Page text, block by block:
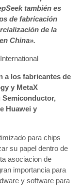
también es
de fabricación
de la
China».
a los fabricantes de
y MetaX
Semiconductor,
Huawei y
para chips
su papel dentro de
asociacion de
importancia para
y software para